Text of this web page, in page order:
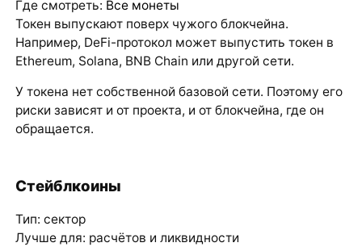
Где смотреть: Все монеты
Токен выпускают поверх чужого блокчейна.
Например, DeFi-протокол может выпустить токен в
Ethereum, Solana, BNB Chain или другой сети.
У токена нет собственной базовой сети. Поэтому его
риски зависят и от проекта, и от блокчейна, где он
обращается.
Стейблкоины
Тип: сектор
Лучше для: расчётов и ликвидности